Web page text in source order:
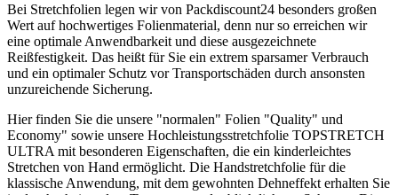
Bei Stretchfolien legen wir von Packdiscount24 besonders großen
Wert auf hochwertiges Folienmaterial, denn nur so erreichen wir
eine optimale Anwendbarkeit und diese ausgezeichnete
Reißfestigkeit. Das heißt für Sie ein extrem sparsamer Verbrauch
und ein optimaler Schutz vor Transportschäden durch ansonsten
unzureichende Sicherung.
Hier finden Sie die unsere "normalen" Folien "Quality" und
Economy" sowie unsere Hochleistungsstretchfolie TOPSTRETCH
ULTRA mit besonderen Eigenschaften, die ein kinderleichtes
Stretchen von Hand ermöglicht. Die Handstretchfolie für die
klassische Anwendung, mit dem gewohnten Dehneffekt erhalten Sie